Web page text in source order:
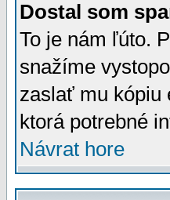
Dostal som
To je nám ľúto.
snažíme
zaslať mu kópiu
ktorá potrebné
Návrat hore